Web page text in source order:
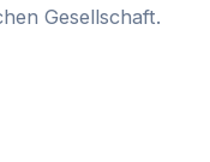
Gesellschaft.